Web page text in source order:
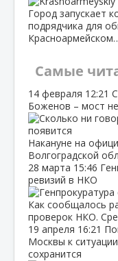
Город запускает
подрядчика для
Самые
14 февраля 12:21
Боженов – мост
Накануне на
Волгоградской
28 марта 15:46
ревизий в НКО
Как сообщалось
проверок НКО.
19 апреля 16:21
Москвы к
сохранится